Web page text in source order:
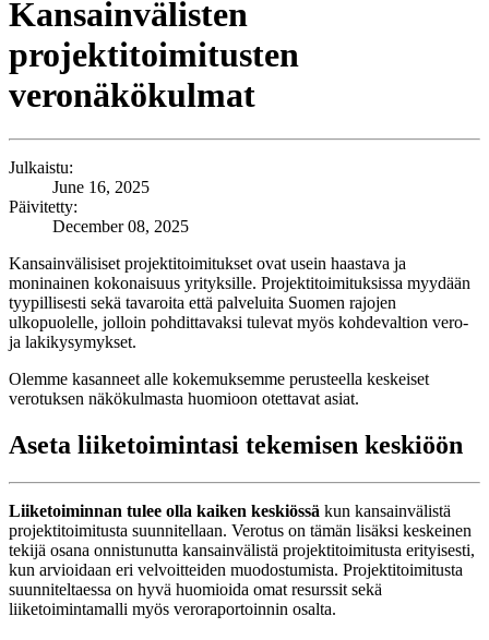
Kansainvälisten
projektitoimitusten
veronäkökulmat
Julkaistu:
June 16, 2025
Päivitetty:
December 08, 2025
Kansainvälisiset projektitoimitukset ovat usein haastava ja
moninainen kokonaisuus yrityksille. Projektitoimituksissa myydään
tyypillisesti sekä tavaroita että palveluita Suomen rajojen
ulkopuolelle, jolloin pohdittavaksi tulevat myös kohdevaltion vero-
ja lakikysymykset.
Olemme kasanneet alle kokemuksemme perusteella keskeiset
verotuksen näkökulmasta huomioon otettavat asiat.
Aseta liiketoimintasi tekemisen keskiöön
Liiketoiminnan tulee olla kaiken keskiössä kun kansainvälistä
projektitoimitusta suunnitellaan. Verotus on tämän lisäksi keskeinen
tekijä osana onnistunutta kansainvälistä projektitoimitusta erityisesti,
kun arvioidaan eri velvoitteiden muodostumista. Projektitoimitusta
suunniteltaessa on hyvä huomioida omat resurssit sekä
liiketoimintamalli myös veroraportoinnin osalta.